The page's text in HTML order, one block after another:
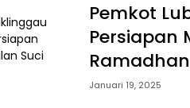
Pemkot
Persiapan
Ramadhan
Januari 19, 2025